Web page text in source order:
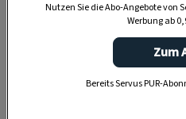
Nutzen Sie die Abo-Angebote von
Werbung ab
Zum
Bereits Servus PUR-